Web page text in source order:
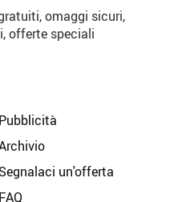
omaggi sicuri,
offerte speciali
Pubblicità
Segnalaci un'offerta
FAQ